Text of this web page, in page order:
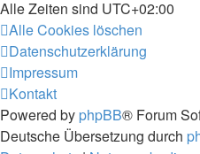
Alle Zeiten sind UTC+02:00
Alle Cookies löschen
Datenschutzerklärung
Impressum
Kontakt
Powered by phpBB® Forum
Deutsche Übersetzung durch